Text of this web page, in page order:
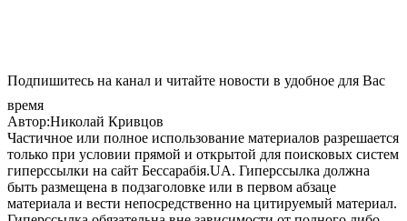
Подпишитесь на канал и читайте новости в удобное для Вас
время
Автор:Николай Кривцов
Частичное или полное использование материалов разрешается
только при условии прямой и открытой для поисковых систем
гиперссылки на сайт Бессарабія.UA. Гиперссылка должна
быть размещена в подзаголовке или в первом абзаце
материала и вести непосредственно на цитируемый материал.